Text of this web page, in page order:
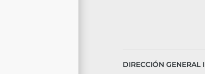
DIRECCIÓN GENERAL